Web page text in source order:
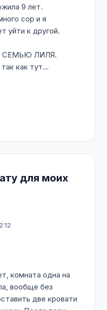
9 лет.
сор и я
уйти к другой.
ЛИЛЯ.
как тут...
для моих
комната одна на
вообще без
две кровати